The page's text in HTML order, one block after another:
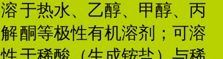
溶
解
于热水、乙醇、甲醇、丙
酮等极性有机溶剂；可溶